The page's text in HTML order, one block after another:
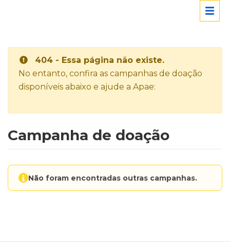
404 - Essa página não existe.
No entanto, confira as campanhas de doação
disponíveis abaixo e ajude a Apae:
Campanha de doação
Não foram encontradas outras campanhas.